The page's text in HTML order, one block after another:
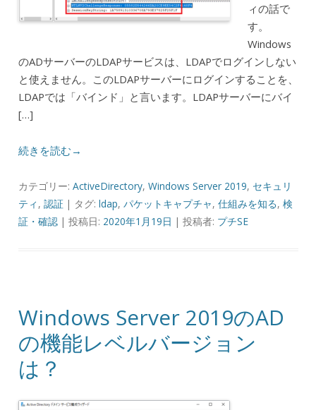
ィの話で
す。
Windows
のADサーバーのLDAPサービスは、LDAPでログインしない
と使えません。このLDAPサーバーにログインすることを、
LDAPでは「バインド」と言います。LDAPサーバーにバイ
[…]
続きを読む→
カテゴリー: ActiveDirectory, Windows Server 2019, セキュリ
ティ , 認証| タグ: ldap, パケットキャプチャ, 仕組みを知る, 検
証・確認| 投稿日: 2020年1月19日 | 投稿者: プチSE
Windows Server 2019のAD
の機能レベルバージョン
は？